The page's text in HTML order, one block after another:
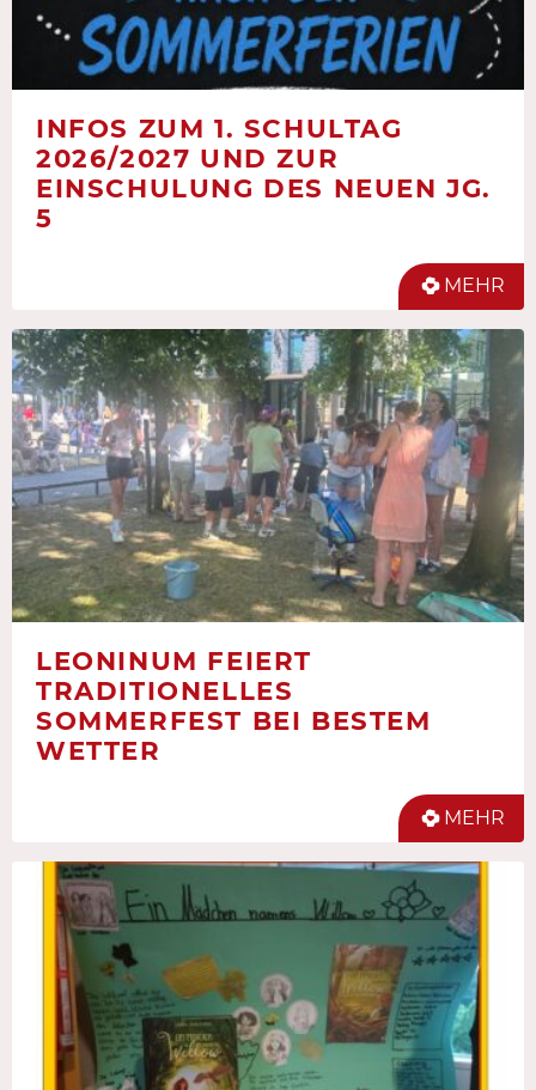
INFOS ZUM 1. SCHULTAG
2026/2027 UND ZUR
EINSCHULUNG DES NEUEN JG.
5
MEHR
LEONINUM FEIERT
TRADITIONELLES
SOMMERFEST BEI BESTEM
WETTER
MEHR